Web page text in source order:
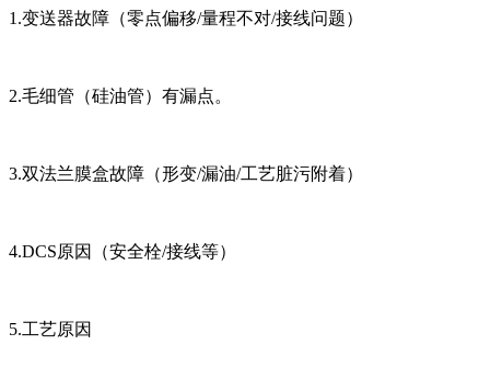
1.变送器故障（零点偏移/量程不对/接线问题）
2.毛细管（硅油管）有漏点。
3.双法兰膜盒故障（形变/漏油/工艺脏污附着）
4.DCS原因（安全栓/接线等）
5.工艺原因